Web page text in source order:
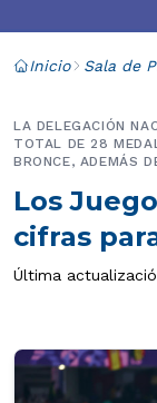
Inicio Sala de
Los
cifras
LA DELEGACIÓN
TOTAL DE 28
BRONCE, ADEMÁS
Última